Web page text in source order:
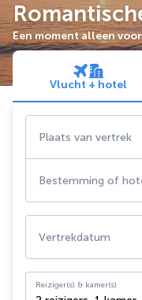
Een moment alleen
Vlucht + hotel
Plaats van vertrek
Bestemming of
Vertrekdatum
Reiziger(s) & kamer(s)